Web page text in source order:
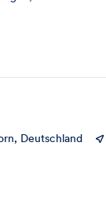
Deutschland